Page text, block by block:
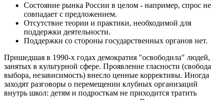
Состояние рынка России в целом - например, спрос не
совпадает с предложением.
Отсутствие теории и практики, необходимой для
поддержки деятельности.
Поддержки со стороны государственных органов нет.
Пришедшая в 1990-х годах демократия "освободила" людей,
занятых в культурной сфере. Проявление гласности (свобода
выбора, независимость) внесло ценные коррективы. Иногда
заходят разговоры о перемещении клубных организаций
внутрь школ: детям и подросткам не приходится тратить